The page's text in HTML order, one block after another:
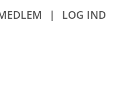
| LOG IND